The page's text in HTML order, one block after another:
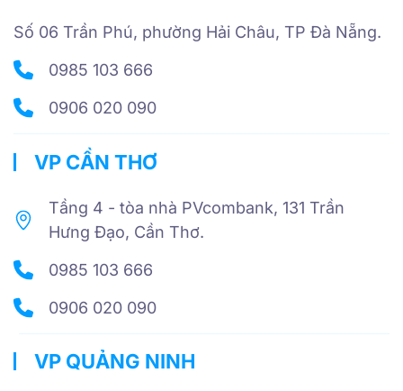
Số 06 Trần Phú, phường Hải Châu, TP Đà Nẵng.
0985 103 666
0906 020 090
VP CẦN THƠ
Tầng 4 - tòa nhà PVcombank, 131 Trần
Hưng Đạo, Cần Thơ.
0985 103 666
0906 020 090
VP QUẢNG NINH